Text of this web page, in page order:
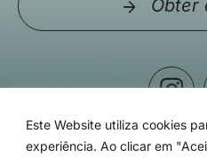
Este Website utiliza cookies
experiência. Ao clicar em
Obter